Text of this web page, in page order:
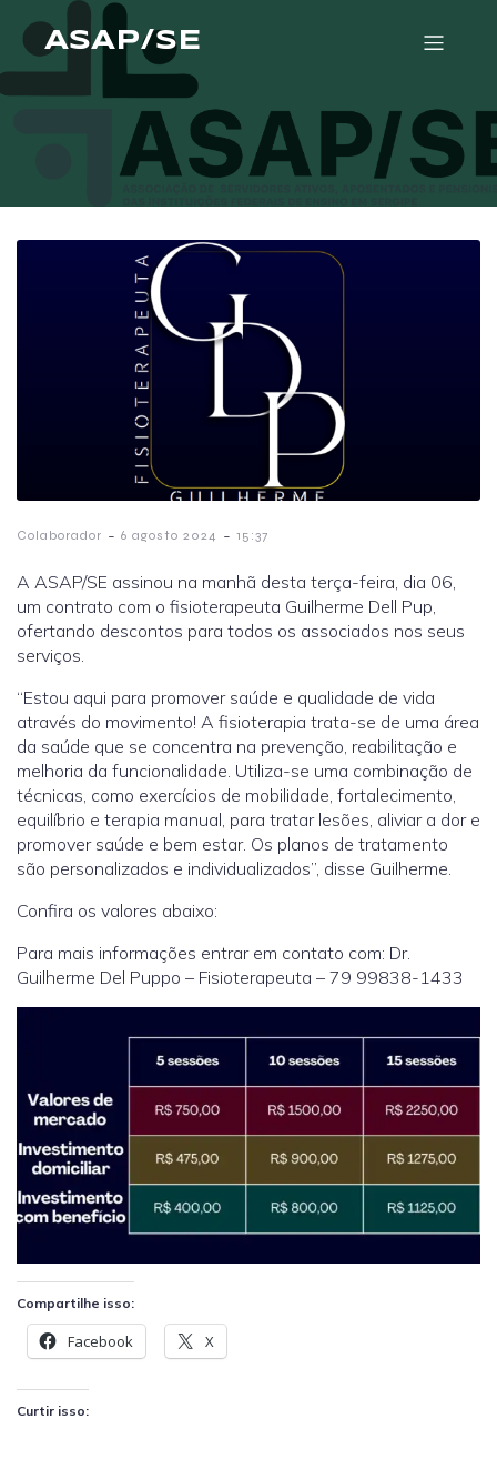
ASAP/SE
Colaborador - 6 agosto 2024 - 15:37
A ASAP/SE assinou na manhã desta terça-feira, dia 06,
um contrato com o fisioterapeuta Guilherme Dell Pup,
ofertando descontos para todos os associados nos seus
serviços.
“Estou aqui para promover saúde e qualidade de vida
através do movimento! A fisioterapia trata-se de uma área
da saúde que se concentra na prevenção, reabilitação e
melhoria da funcionalidade. Utiliza-se uma combinação de
técnicas, como exercícios de mobilidade, fortalecimento,
equilíbrio e terapia manual, para tratar lesões, aliviar a dor e
promover saúde e bem estar. Os planos de tratamento
são personalizados e individualizados”, disse Guilherme.
Confira os valores abaixo:
Para mais informações entrar em contato com: Dr.
Guilherme Del Puppo – Fisioterapeuta – 79 99838-1433
Compartilhe isso:
Facebook X
Curtir isso: